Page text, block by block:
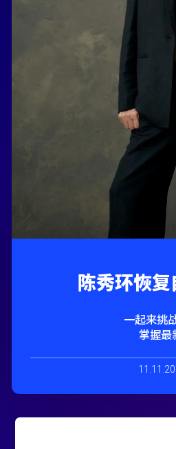
陈秀环恢
一起来挑
掌握最